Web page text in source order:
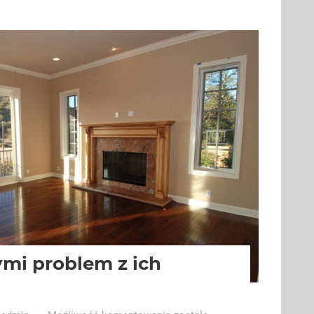
piece
pellet?
problem z ich